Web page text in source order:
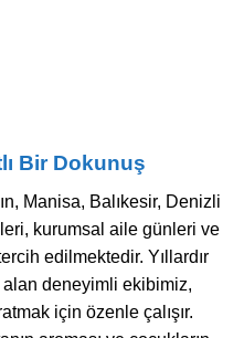
Bir Dokunuş
Manisa, Balıkesir, Denizli
kurumsal aile günleri ve
edilmektedir. Yıllardır
alan deneyimli ekibimiz,
için özenle çalışır.